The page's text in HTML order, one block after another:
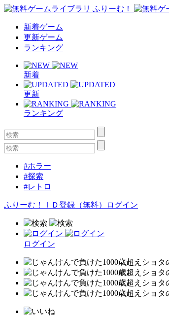
新着ゲーム
更新ゲーム
ランキング
新着
更新
ランキング
#ホラー
#探索
#レトロ
ふりーむ！ＩＤ登録（無料） ログイン
ログイン